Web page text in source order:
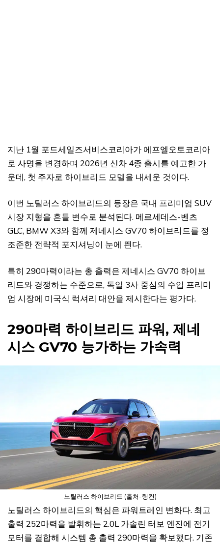
지난 1월 포드세일즈서비스코리아가 에프엘오토코리아
로 사명을 변경하며 2026년 신차 4종 출시를 예고한 가
운데, 첫 주자로 하이브리드 모델을 내세운 것이다.
이번 노틸러스 하이브리드의 등장은 국내 프리미엄 SUV
시장 지형을 흔들 변수로 분석된다. 메르세데스-벤츠
GLC, BMW X3와 함께 제네시스 GV70 하이브리드를 정
조준한 전략적 포지셔닝이 눈에 띈다.
특히 290마력이라는 총 출력은 제네시스 GV70 하이브
리드와 경쟁하는 수준으로, 독일 3사 중심의 수입 프리미
엄 시장에 미국식 럭셔리 대안을 제시한다는 평가다.
290마력 하이브리드 파워, 제네
시스 GV70 능가하는 가속력
노틸러스 하이브리드 (출처-링컨)
노틸러스 하이브리드의 핵심은 파워트레인 변화다. 최고
출력 252마력을 발휘하는 2.0L 가솔린 터보 엔진에 전기
모터를 결합해 시스템 총 출력 290마력을 확보했다. 기존